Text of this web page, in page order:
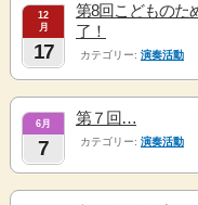
12
月
17
第8回こどものた
了！
カテゴリー: 演奏活動
6月
7
第７回…
カテゴリー: 演奏活動